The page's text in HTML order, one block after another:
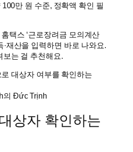
만 원 수준, 정확액 확인 필
택스 ‘근로장려금 모의계산
·재산을 입력하면 바로 나와요.
보는 걸 추천해요.
의 Đức Trịnh
상자 확인하는